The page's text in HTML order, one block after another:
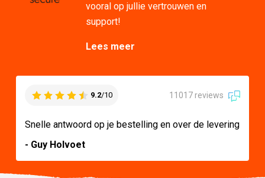
vooral op jullie vertrouwen en
support!
Lees meer
9.2/10 11017 reviews
Snelle antwoord op je bestelling en over de levering
- Guy Holvoet